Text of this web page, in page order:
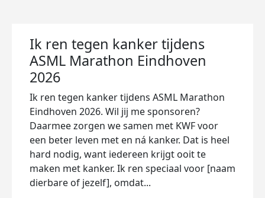
Ik ren tegen kanker tijdens
ASML Marathon Eindhoven
2026
Ik ren tegen kanker tijdens ASML Marathon
Eindhoven 2026. Wil jij me sponsoren?
Daarmee zorgen we samen met KWF voor
een beter leven met en ná kanker. Dat is heel
hard nodig, want iedereen krijgt ooit te
maken met kanker. Ik ren speciaal voor [naam
dierbare of jezelf], omdat...